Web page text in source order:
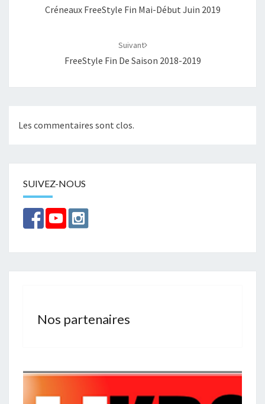
Créneaux FreeStyle Fin Mai-Début Juin 2019
Suivant
FreeStyle Fin De Saison 2018-2019
Les commentaires sont clos.
SUIVEZ-NOUS
Nos partenaires